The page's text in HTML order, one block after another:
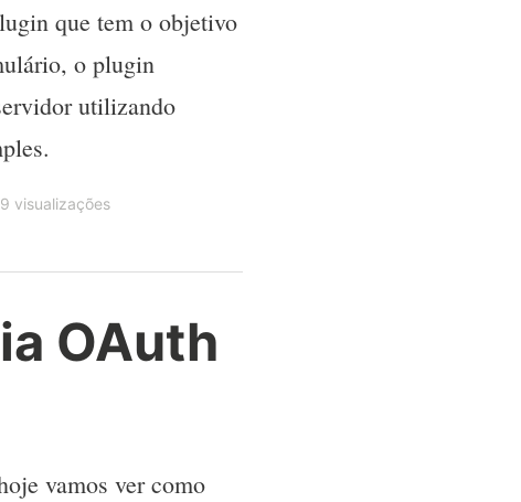
que tem o objetivo
o plugin
utilizando
visualizações
OAuth
vamos ver como